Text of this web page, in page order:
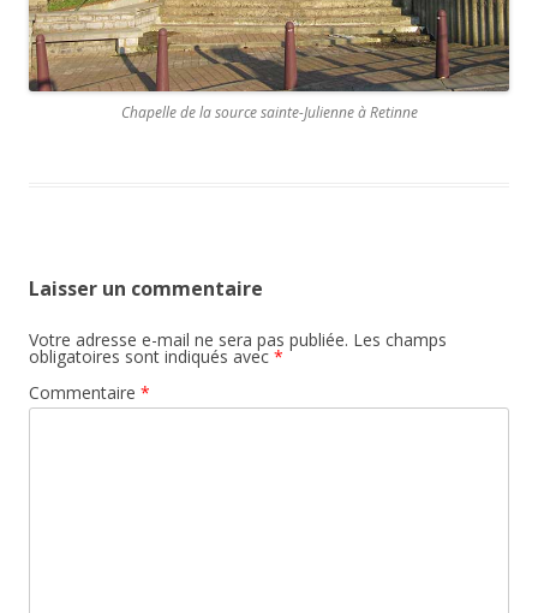
Chapelle de la source sainte-Julienne à Retinne
Laisser un commentaire
Votre adresse e-mail ne sera pas publiée. Les champs
obligatoires sont indiqués avec *
Commentaire *